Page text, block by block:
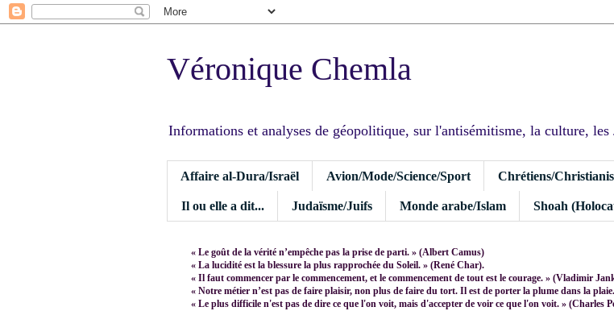
Véronique Chemla
Informations et analyses de géopolitique, sur l'antisémitisme, la culture,
Affaire al-Dura/Israël Avion/Mode/Science/Sport Chrétiens/
Il ou elle a dit... Judaïsme/Juifs Monde arabe/Islam Shoah
« Le goût de la vérité n’empêche pas la prise de parti. » (Albert Camus)
« La lucidité est la blessure la plus rapprochée du Soleil. » (René Char).
« Il faut commencer par le commencement, et le commencement de tout est le courage. » (Vladimir
« Notre métier n’est pas de faire plaisir, non plus de faire du tort. Il est de porter la plume dans la
« Le plus difficile n'est pas de dire ce que l'on voit, mais d'accepter de voir ce que l'on voit. » (Charles